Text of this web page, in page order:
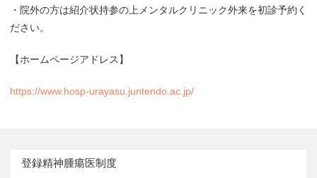
・院外の方は紹介状持参の上メンタルクリニック外来を初診予約く
ださい。
【ホームページアドレス】
https://www.hosp-urayasu.juntendo.ac.jp/
登録精神腫瘍医制度